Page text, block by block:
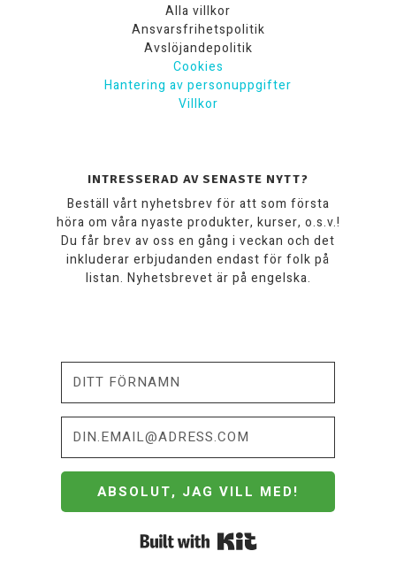
Alla villkor
Ansvarsfrihetspolitik
Avslöjandepolitik
Cookies
Hantering av personuppgifter
Villkor
INTRESSERAD AV SENASTE NYTT?
Beställ vårt nyhetsbrev för att som första
höra om våra nyaste produkter, kurser, o.s.v.!
Du får brev av oss en gång i veckan och det
inkluderar erbjudanden endast för folk på
listan. Nyhetsbrevet är på engelska.
ABSOLUT, JAG VILL MED!